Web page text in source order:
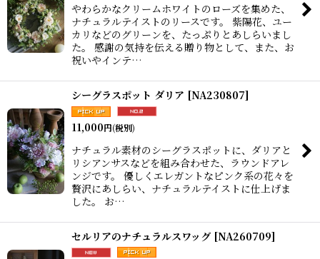
やわらかなクリームホワイトのローズを集めた、
ナチュラルテイストのリースです。 紫陽花、ユー
カリなどのグリーンを、たっぷりとあしらいまし
た。 感謝の気持を伝える贈り物として、また、お
祝いやインテ…
シーグラスポット ダリア [NA230807]
11,000円(税別)
ナチュラル素材のシーグラスポットに、ダリアと
リシアンサスなどを組み合わせた、ラウンドアレ
ンジです。 優しくエレガントなピンク系の花々を
贅沢にあしらい、ナチュラルテイストに仕上げま
した。 お…
セルリアのナチュラルスワッグ [NA260709]